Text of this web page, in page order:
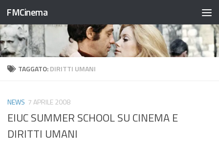
Salta al contenuto
FMCinema
TAGGATO:DIRITTI UMANI
NEWS 7 APRILE 2008
EIUC SUMMER SCHOOL SU CINEMA E
DIRITTI UMANI